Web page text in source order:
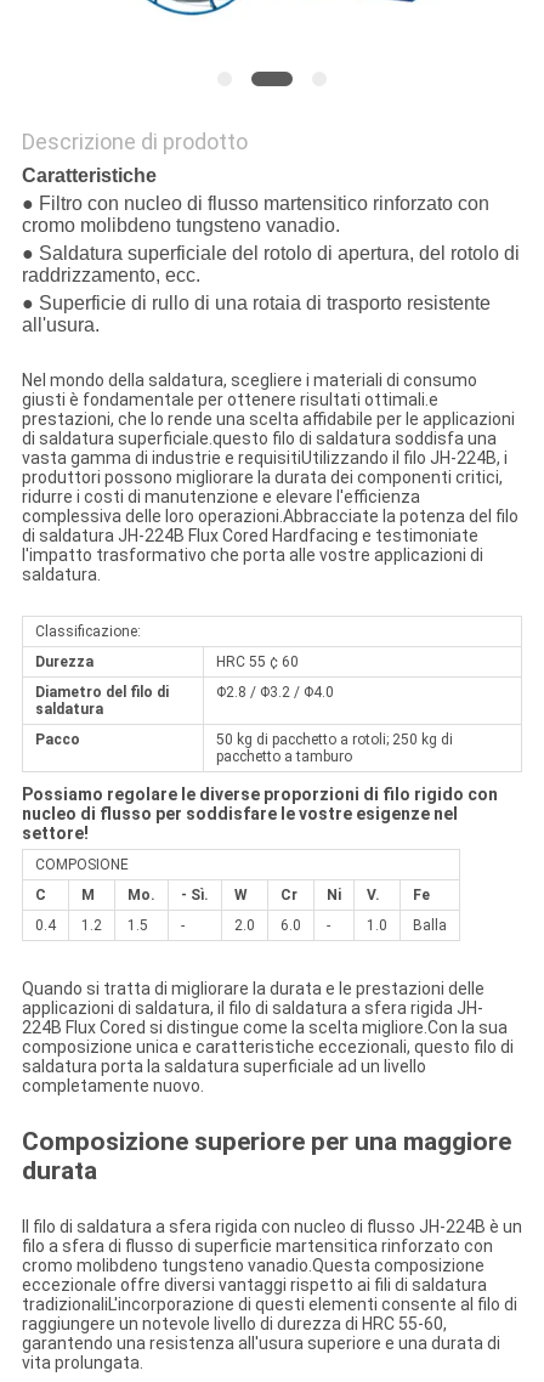
Descrizione di prodotto
Caratteristiche
● Filtro con nucleo di flusso martensitico rinforzato con
cromo molibdeno tungsteno vanadio.
● Saldatura superficiale del rotolo di apertura, del rotolo di
raddrizzamento, ecc.
● Superficie di rullo di una rotaia di trasporto resistente
all'usura.
Nel mondo della saldatura, scegliere i materiali di consumo
giusti è fondamentale per ottenere risultati ottimali.e
prestazioni, che lo rende una scelta affidabile per le applicazioni
di saldatura superficiale.questo filo di saldatura soddisfa una
vasta gamma di industrie e requisitiUtilizzando il filo JH-224B, i
produttori possono migliorare la durata dei componenti critici,
ridurre i costi di manutenzione e elevare l'efficienza
complessiva delle loro operazioni.Abbracciate la potenza del filo
di saldatura JH-224B Flux Cored Hardfacing e testimoniate
l'impatto trasformativo che porta alle vostre applicazioni di
saldatura.
Classificazione:
Durezza
HRC 55 ¢ 60
Diametro del filo di
saldatura
Φ2.8 / Φ3.2 / Φ4.0
Pacco
50 kg di pacchetto a rotoli; 250 kg di
pacchetto a tamburo
Possiamo regolare le diverse proporzioni di filo rigido con
nucleo di flusso per soddisfare le vostre esigenze nel
settore!
COMPOSIONE
C
M Mo. - Sì. W Cr Ni V.
Fe
0.4
1.2 1.5 - 2.0 6.0 - 1.0 Balla
Quando si tratta di migliorare la durata e le prestazioni delle
applicazioni di saldatura, il filo di saldatura a sfera rigida JH-
224B Flux Cored si distingue come la scelta migliore.Con la sua
composizione unica e caratteristiche eccezionali, questo filo di
saldatura porta la saldatura superficiale ad un livello
completamente nuovo.
Composizione superiore per una maggiore
durata
Il filo di saldatura a sfera rigida con nucleo di flusso JH-224B è un
filo a sfera di flusso di superficie martensitica rinforzato con
cromo molibdeno tungsteno vanadio.Questa composizione
eccezionale offre diversi vantaggi rispetto ai fili di saldatura
tradizionaliL'incorporazione di questi elementi consente al filo di
raggiungere un notevole livello di durezza di HRC 55-60,
garantendo una resistenza all'usura superiore e una durata di
vita prolungata.